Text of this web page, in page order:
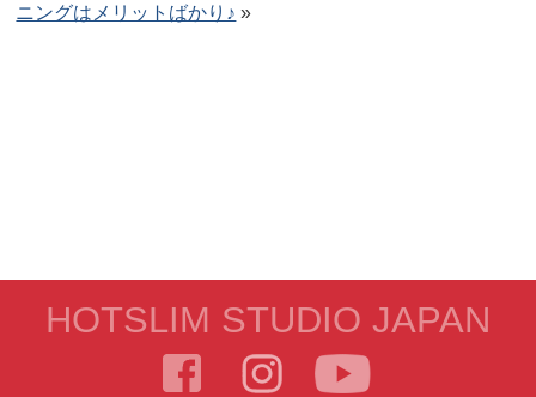
ニングはメリットばかり♪ »
HOTSLIM STUDIO JAPAN